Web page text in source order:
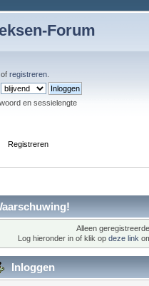
Forum
of registreren
en sessielengte
Registreren
Alleen
Log hieronder in of klik op deze link
Inloggen